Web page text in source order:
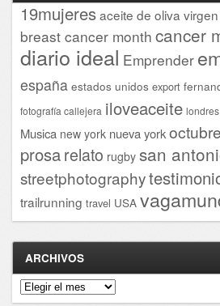
19mujeresaceite de oliva
breast cancer month cancer
diario ideal Emprender
españa estados unidos export
fotografía callejera iloveaceite londres
Musica new york nueva yorkoctubre
prosarelato rugby san
streetphotography
trailrunning travel USA
ARCHIVOS
Archivos